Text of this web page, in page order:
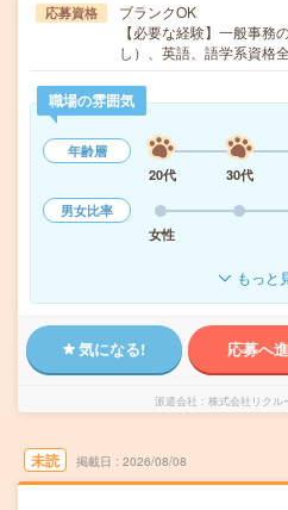
応募資格
ブランクOK
【必要な経験】一般事
し）、英語、語学系資格
職場の雰囲気
年齢層
20代
30代
男女比率
女性
もっと
気になる! 応募へ
派遣会社 株式会社リクル
未読 掲載日 2026/08/08